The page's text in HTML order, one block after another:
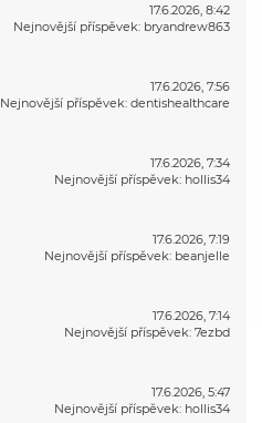
17.6.2026, 8:42
Nejnovější příspěvek: bryandrew863
17.6.2026, 7:56
Nejnovější příspěvek:dentishealthcare
17.6.2026, 7:34
Nejnovější příspěvek: hollis34
17.6.2026, 7:19
Nejnovější příspěvek: beanjelle
17.6.2026, 7:14
Nejnovější příspěvek:7ezbd
17.6.2026, 5:47
Nejnovější příspěvek: hollis34